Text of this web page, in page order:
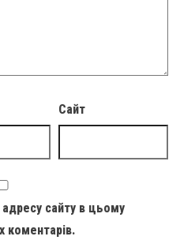
Сайт
сайту в цьому
коментарів.